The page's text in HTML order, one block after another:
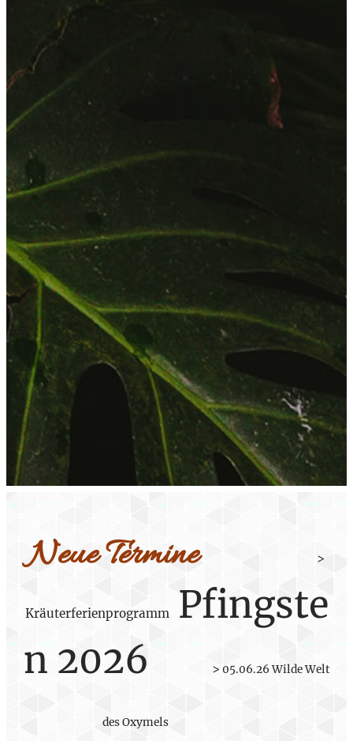
Neue Termine >
KräuterferienprogrammPfingste
n 2026
> 05.06.26 Wilde Welt
des Oxymels